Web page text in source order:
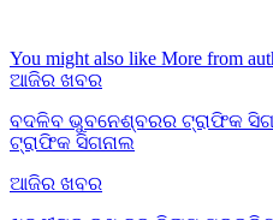
You might also like More from
ଆଜିର ଖବର
ବଦଳିବ ଭୁବନେଶ୍ବରର ଟ୍ରାଫିକ
ଟ୍ରାଫିକ ସିଗନାଲ
ଆଜିର ଖବର